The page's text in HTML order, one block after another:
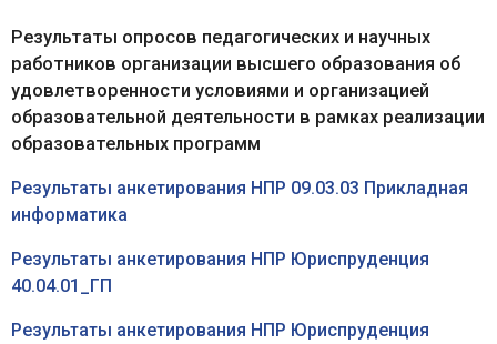
Результаты опросов педагогических и научных
работников организации высшего образования об
удовлетворенности условиями и организацией
образовательной деятельности в рамках реализации
образовательных программ
Результаты анкетирования НПР 09.03.03 Прикладная
информатика
Результаты анкетирования НПР Юриспруденция
40.04.01_ГП
Результаты анкетирования НПР Юриспруденция